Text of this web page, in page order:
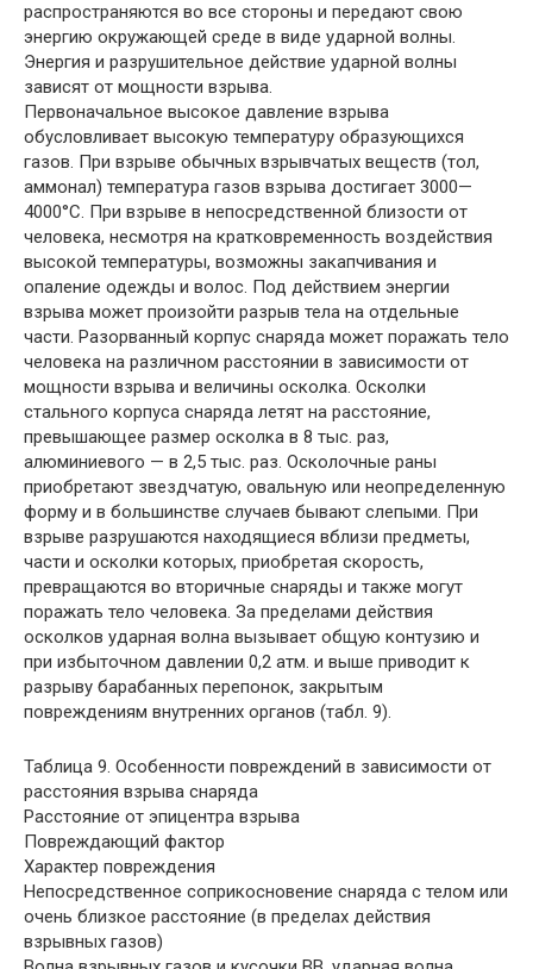
распространяются во все стороны и передают свою
энергию окружающей среде в виде ударной волны.
Энергия и разрушительное действие ударной волны
зависят от мощности взрыва.
Первоначальное высокое давление взрыва
обусловливает высокую температуру образующихся
газов. При взрыве обычных взрывчатых веществ (тол,
аммонал) температура газов взрыва достигает 3000—
4000°С. При взрыве в непосредственной близости от
человека, несмотря на кратковременность воздействия
высокой температуры, возможны закапчивания и
опаление одежды и волос. Под действием энергии
взрыва может произойти разрыв тела на отдельные
части. Разорванный корпус снаряда может поражать тело
человека на различном расстоянии в зависимости от
мощности взрыва и величины осколка. Осколки
стального корпуса снаряда летят на расстояние,
превышающее размер осколка в 8 тыс. раз,
алюминиевого — в 2,5 тыс. раз. Осколочные раны
приобретают звездчатую, овальную или неопределенную
форму и в большинстве случаев бывают слепыми. При
взрыве разрушаются находящиеся вблизи предметы,
части и осколки которых, приобретая скорость,
превращаются во вторичные снаряды и также могут
поражать тело человека. За пределами действия
осколков ударная волна вызывает общую контузию и
при избыточном давлении 0,2 атм. и выше приводит к
разрыву барабанных перепонок, закрытым
повреждениям внутренних органов (табл. 9).
Таблица 9. Особенности повреждений в зависимости от
расстояния взрыва снаряда
Расстояние от эпицентра взрыва
Повреждающий фактор
Характер повреждения
Непосредственное соприкосновение снаряда с телом или
очень близкое расстояние (в пределах действия
взрывных газов)